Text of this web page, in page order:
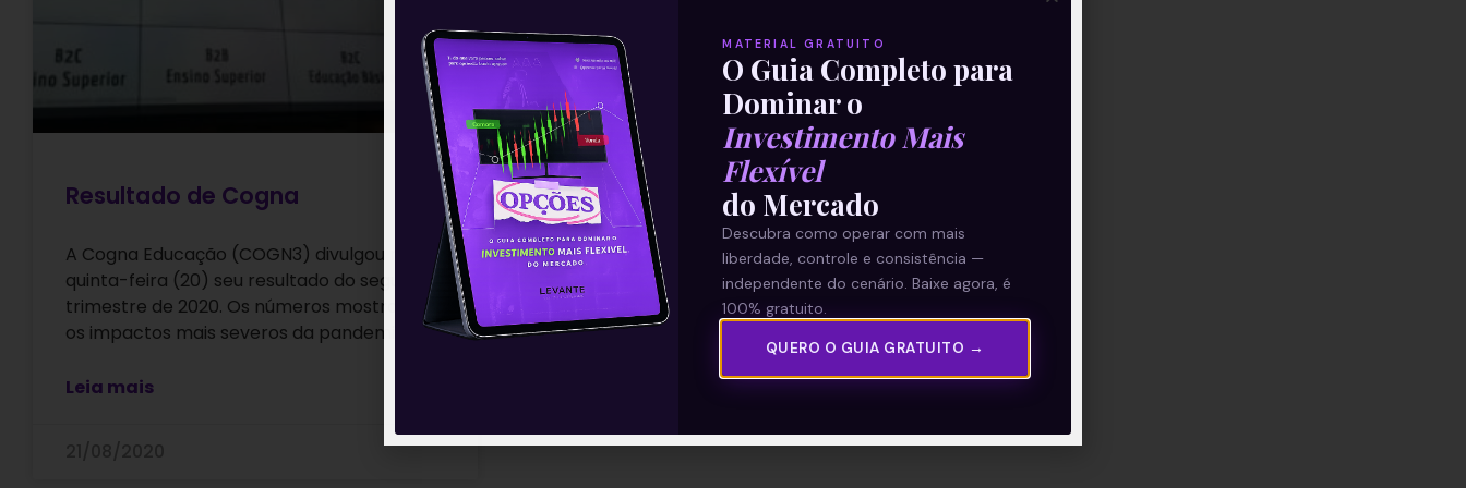
Resultado de Cogna
A Cogna Educação (COGN3) divulgou na
quinta-feira (20) seu resultado do segundo
trimestre de 2020. Os números mostraram
os impactos mais severos da pandemia e
Leia mais
MATERIAL GRATUITO
O Guia Completo para
Dominar o
Investimento Mais
Flexível
do Mercado
Descubra como operar com mais
liberdade, controle e consistência —
independente do cenário. Baixe agora, é
100% gratuito.
QUERO O GUIA GRATUITO →